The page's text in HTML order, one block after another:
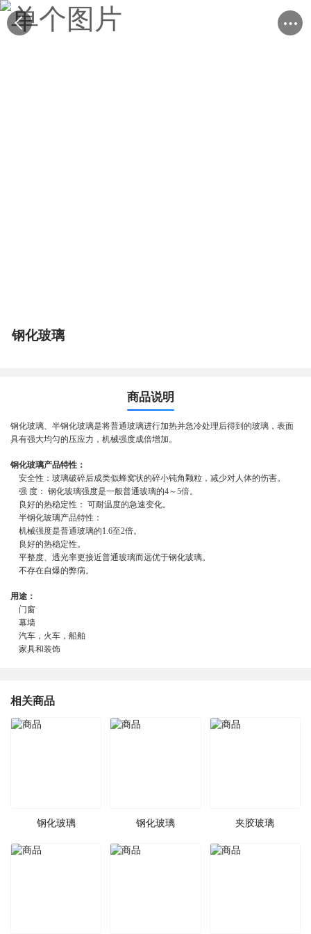
钢化玻璃
商品说明
钢化玻璃、半钢化玻璃是将普通玻璃进行加热并急冷处理后得到的玻璃，表面
具有强大均匀的压应力，机械强度成倍增加。
钢化玻璃产品特性：
安全性：玻璃破碎后成类似蜂窝状的碎小钝角颗粒，减少对人体的伤害。
强 度： 钢化玻璃强度是一般普通玻璃的4～5倍。
良好的热稳定性： 可耐温度的急速变化。
半钢化玻璃产品特性：
机械强度是普通玻璃的1.6至2倍。
良好的热稳定性。
平整度、透光率更接近普通玻璃而远优于钢化玻璃。
不存在自爆的弊病。
用途：
门窗
幕墙
汽车，火车，船舶
家具和装饰
相关商品
钢化玻璃 钢化玻璃 夹胶玻璃